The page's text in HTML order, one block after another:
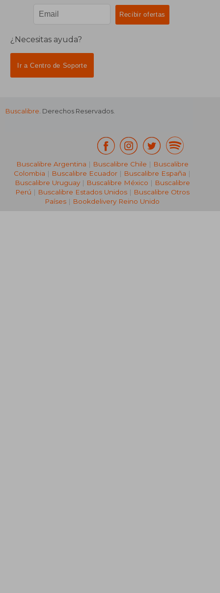
₡ 25.448
¿Necesitas ayuda?
Ir a Centro de Soporte
Buscalibre. Derechos Reservados.
Buscalibre Argentina | Buscalibre Chile | Buscalibre
Colombia | Buscalibre Ecuador | Buscalibre España |
Buscalibre Uruguay| Buscalibre México | Buscalibre
Perú | Buscalibre Estados Unidos| Buscalibre Otros
Países | Bookdelivery Reino Unido